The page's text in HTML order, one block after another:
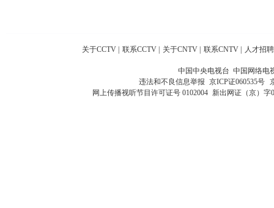
关于CCTV 联系CCTV 关于CNTV 联系CNTV 人才招聘
中国中央电视台 中国网络电
违法和不良信息举报 京ICP证060535号
网上传播视听节目许可证号 0102004 新出网证（京）